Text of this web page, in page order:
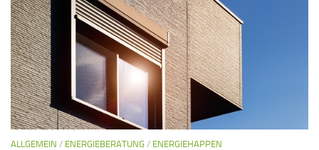
ALLGEMEIN / ENERGIEBERATUNG / ENERGIEHAPPEN